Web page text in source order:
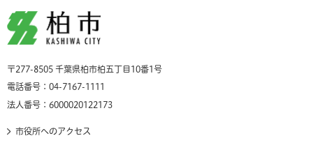
柏市
〒277-8505 千葉県柏市柏五丁目10番1号
電話番号：04-7167-1111
法人番号：6000020122173
市役所へのアクセス